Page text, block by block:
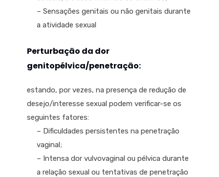
– Sensações genitais ou não genitais durante
a atividade sexual
Perturbação da dor
genitopélvica/penetração:
estando, por vezes, na presença de redução de
desejo/interesse sexual podem verificar-se os
seguintes fatores:
– Dificuldades persistentes na penetração
vaginal;
– Intensa dor vulvovaginal ou pélvica durante
a relação sexual ou tentativas de penetração